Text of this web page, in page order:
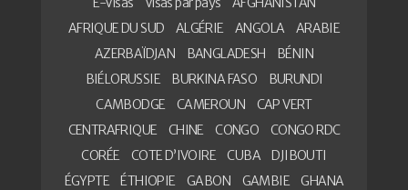
AFRIQUE DU SUD
ALGÉRIE ANGOLA
ARABIE
AZERBAÏDJAN
BANGLADESH
BÉNIN
BIÉLORUSSIE
BURKINA FASO
BURUNDI
CAMBODGE
CAMEROUN
CAP VERT
CENTRAFRIQUE
CHINE CONGO
CONGO RDC
CORÉE
COTE D’IVOIRE CUBA
DJIBOUTI
ÉGYPTE
ÉTHIOPIE GABON GAMBIE
GHANA